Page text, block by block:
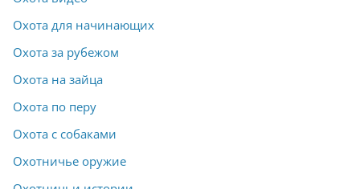
Охота для начинающих
Охота за рубежом
Охота на зайца
Охота по перу
Охота с собаками
Охотничье оружие